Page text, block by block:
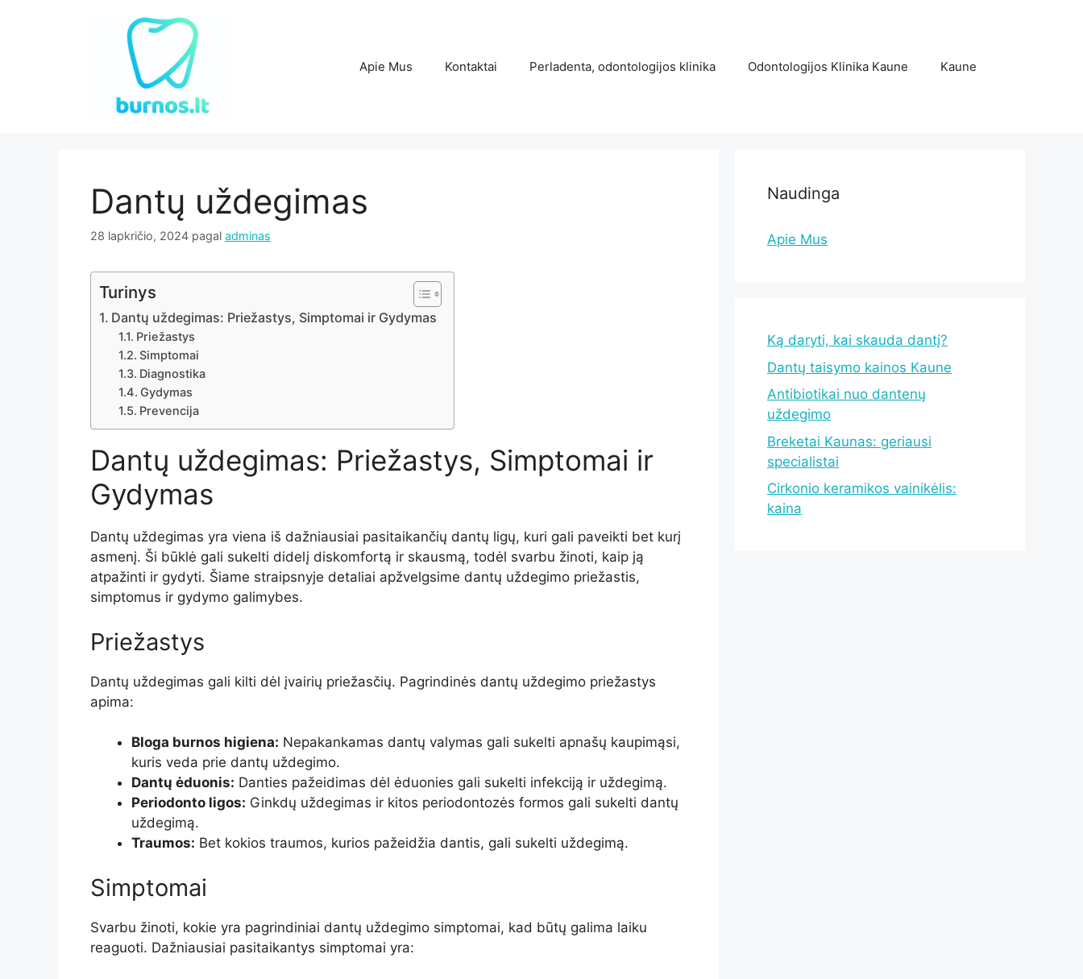
Apie Mus Kontaktai Perladenta, odontologijos klinika Odontologijos Klinika Kaune Kaune
Dantų uždegimas
28 lapkričio, 2024 pagal adminas
Turinys
Dantų uždegimas: Priežastys, Simptomai ir Gydymas
Priežastys
Simptomai
Diagnostika
Gydymas
Prevencija
Dantų uždegimas: Priežastys, Simptomai ir
Gydymas
Dantų uždegimas yra viena iš dažniausiai pasitaikančių dantų ligų, kuri gali paveikti bet kurį
asmenį. Ši būklė gali sukelti didelį diskomfortą ir skausmą, todėl svarbu žinoti, kaip ją
atpažinti ir gydyti. Šiame straipsnyje detaliai apžvelgsime dantų uždegimo priežastis,
simptomus ir gydymo galimybes.
Priežastys
Dantų uždegimas gali kilti dėl įvairių priežasčių. Pagrindinės dantų uždegimo priežastys
apima:
Bloga burnos higiena: Nepakankamas dantų valymas gali sukelti apnašų kaupimąsi,
kuris veda prie dantų uždegimo.
Dantų ėduonis: Danties pažeidimas dėl ėduonies gali sukelti infekciją ir uždegimą.
Periodonto ligos: Ginkdų uždegimas ir kitos periodontozės formos gali sukelti dantų
uždegimą.
Traumos: Bet kokios traumos, kurios pažeidžia dantis, gali sukelti uždegimą.
Simptomai
Svarbu žinoti, kokie yra pagrindiniai dantų uždegimo simptomai, kad būtų galima laiku
reaguoti. Dažniausiai pasitaikantys simptomai yra:
Naudinga
Apie Mus
Ką daryti, kai skauda dantį?
Dantų taisymo kainos Kaune
Antibiotikai nuo dantenų
uždegimo
Breketai Kaunas: geriausi
specialistai
Cirkonio keramikos vainikėlis:
kaina